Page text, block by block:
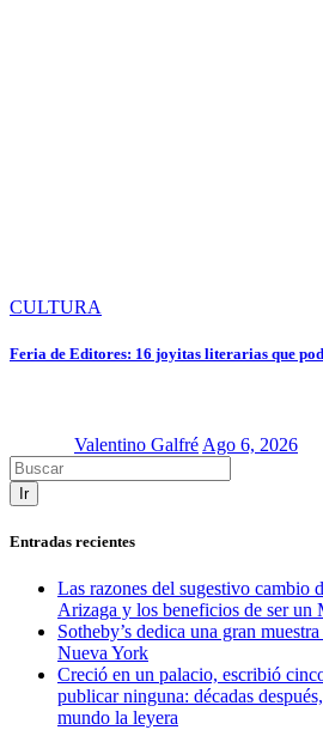
CULTURA
Feria de Editores: 16 joyitas literarias que
Valentino Galfré Ago 6, 2026
Ir
Entradas recientes
Las razones del sugestivo cambio
Arizaga y los beneficios de ser un
Sotheby’s dedica una gran
Nueva York
Creció en un palacio, escribió
publicar ninguna: décadas
mundo la leyera